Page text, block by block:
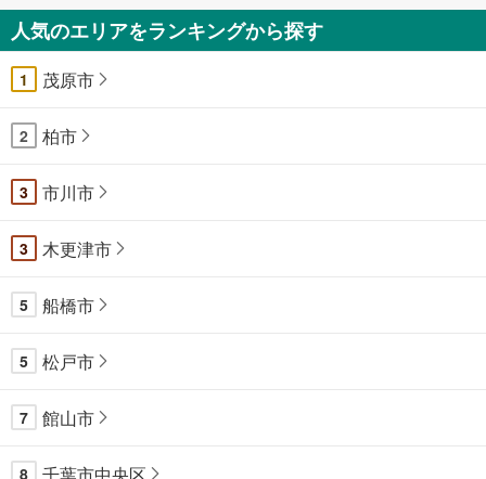
人気のエリアをランキングから探す
1 茂原市
2 柏市
3 市川市
3 木更津市
5 船橋市
5 松戸市
7 館山市
8 千葉市中央区